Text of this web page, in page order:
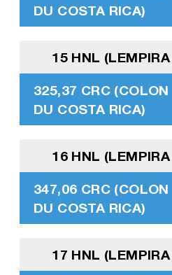
DU COSTA RICA)
15 HNL
325,37 CRC (COLON
DU COSTA RICA)
16 HNL
347,06 CRC (COLON
DU COSTA RICA)
17 HNL